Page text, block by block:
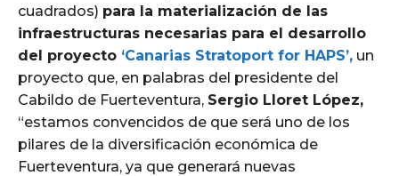
cuadrados) para la materialización de las
infraestructuras necesarias para el desarrollo
del proyecto ‘Canarias Stratoport for HAPS’, un
proyecto que, en palabras del presidente del
Cabildo de Fuerteventura, Sergio Lloret López,
“estamos convencidos de que será uno de los
pilares de la diversificación económica de
Fuerteventura, ya que generará nuevas